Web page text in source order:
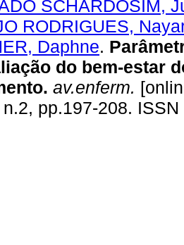
SCHARDOSIM,
RODRIGUES,
Daphne.
do bem-estar
av.enferm.
pp.197-208.